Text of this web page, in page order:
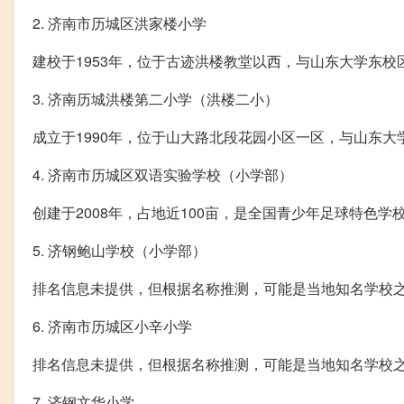
2. 济南市历城区洪家楼小学
建校于1953年，位于古迹洪楼教堂以西，与山东大学东校
3. 济南历城洪楼第二小学（洪楼二小）
成立于1990年，位于山大路北段花园小区一区，与山东大
4. 济南市历城区双语实验学校（小学部）
创建于2008年，占地近100亩，是全国青少年足球特色学校
5. 济钢鲍山学校（小学部）
排名信息未提供，但根据名称推测，可能是当地知名学校之
6. 济南市历城区小辛小学
排名信息未提供，但根据名称推测，可能是当地知名学校之